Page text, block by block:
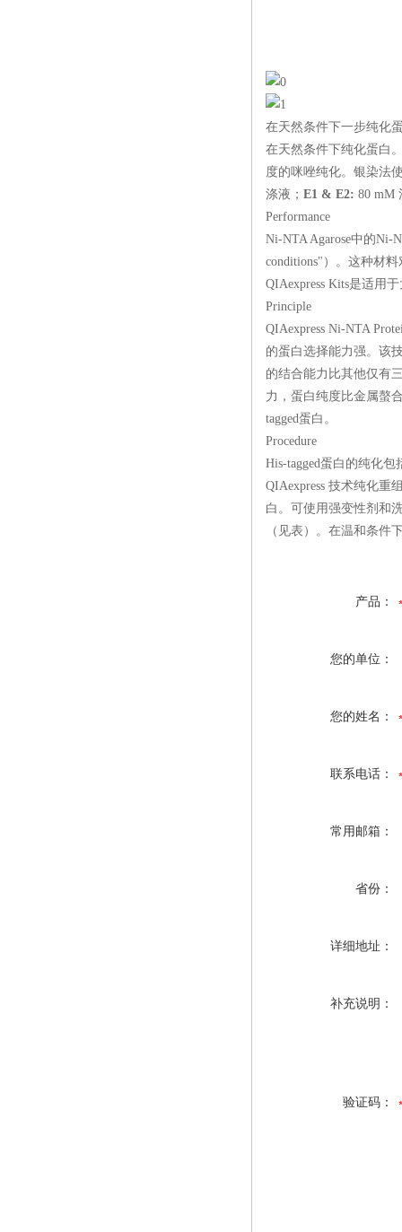
在天然条件下一步纯化
在天然条件下纯化蛋白
度的咪唑纯化。银染法
涤液； E1 & E2: 80 mM
Performance
Ni-NTA Agarose中的Ni-
conditions"）。这种材
QIAexpress Kits是适用于
Principle
QIAexpress Ni-NTA
的蛋白选择能力强。该
的结合能力比其他仅有
力，蛋白纯度比金属螯
tagged蛋白。
Procedure
His-tagged蛋白的纯化
QIAexpress 技术纯化重
白。可使用强变性剂和
（见表）。在温和条件
产品：
您的单位：
您的姓名：
联系电话：
常用邮箱：
省份：
详细地址：
补充说明：
验证码：